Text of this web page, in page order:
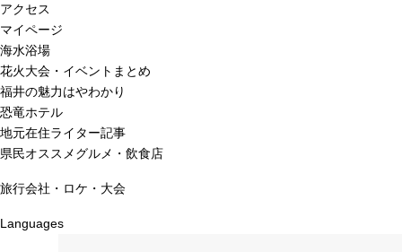
アクセス
マイページ
海水浴場
花火大会・イベントまとめ
福井の魅力はやわかり
恐竜ホテル
地元在住ライター記事
県民オススメグルメ・飲食店
旅行会社・ロケ・大会
Languages